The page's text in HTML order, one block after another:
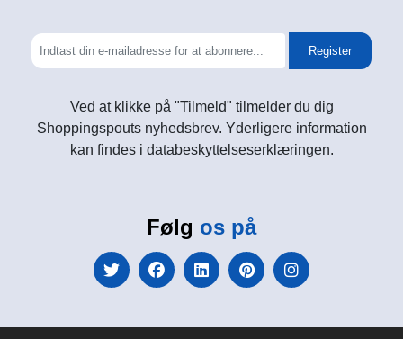
Register
Ved at klikke på "Tilmeld" tilmelder du dig
Shoppingspouts nyhedsbrev. Yderligere information
kan findes i databeskyttelseserklæringen.
Følg os på